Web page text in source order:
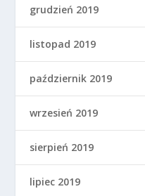
grudzień 2019
listopad 2019
październik 2019
wrzesień 2019
sierpień 2019
lipiec 2019